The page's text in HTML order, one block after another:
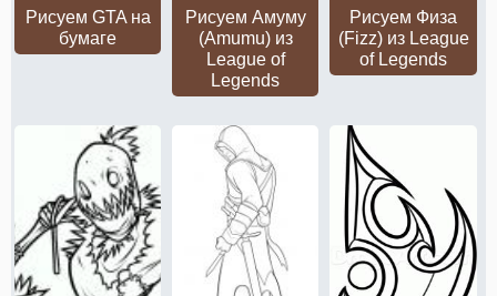
Рисуем GTA на
бумаге
Рисуем Амуму
(Amumu) из
League of
Legends
Рисуем Физа
(Fizz) из League
of Legends